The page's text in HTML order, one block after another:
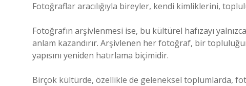
Fotoğraflar aracılığıyla bireyler, kendi kimliklerini,
Fotoğrafın arşivlenmesi ise, bu kültürel hafızayı
anlam kazandırır. Arşivlenen her fotoğraf, bir
yapısını yeniden hatırlama biçimidir.
Birçok kültürde, özellikle de geleneksel toplumlarda,